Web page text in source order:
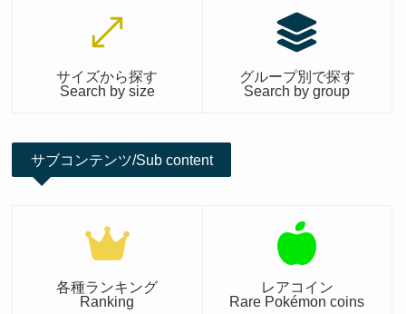
サイズから探す
Search by size
グループ別で探す
Search by group
サブコンテンツ/Sub content
各種ランキング
Ranking
レアコイン
Rare Pokémon coins